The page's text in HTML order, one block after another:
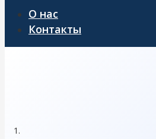
О нас
Контакты